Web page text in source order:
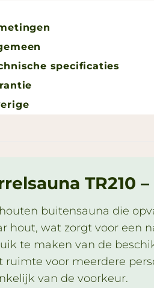
specificaties
TR210
buitensauna die
hout, wat zorgt voor een
te maken van de
ruimte voor meerdere
van de voorkeur.